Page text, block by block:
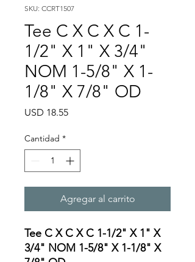
SKU: CCRT1507
Tee C X C X C 1-
1/2" X 1" X 3/4"
NOM 1-5/8" X 1-
1/8" X 7/8" OD
USD 18.55Precio
Cantidad *
Agregar al carrito
Tee C X C X C 1-1/2" X 1" X
3/4" NOM 1-5/8" X 1-1/8" X